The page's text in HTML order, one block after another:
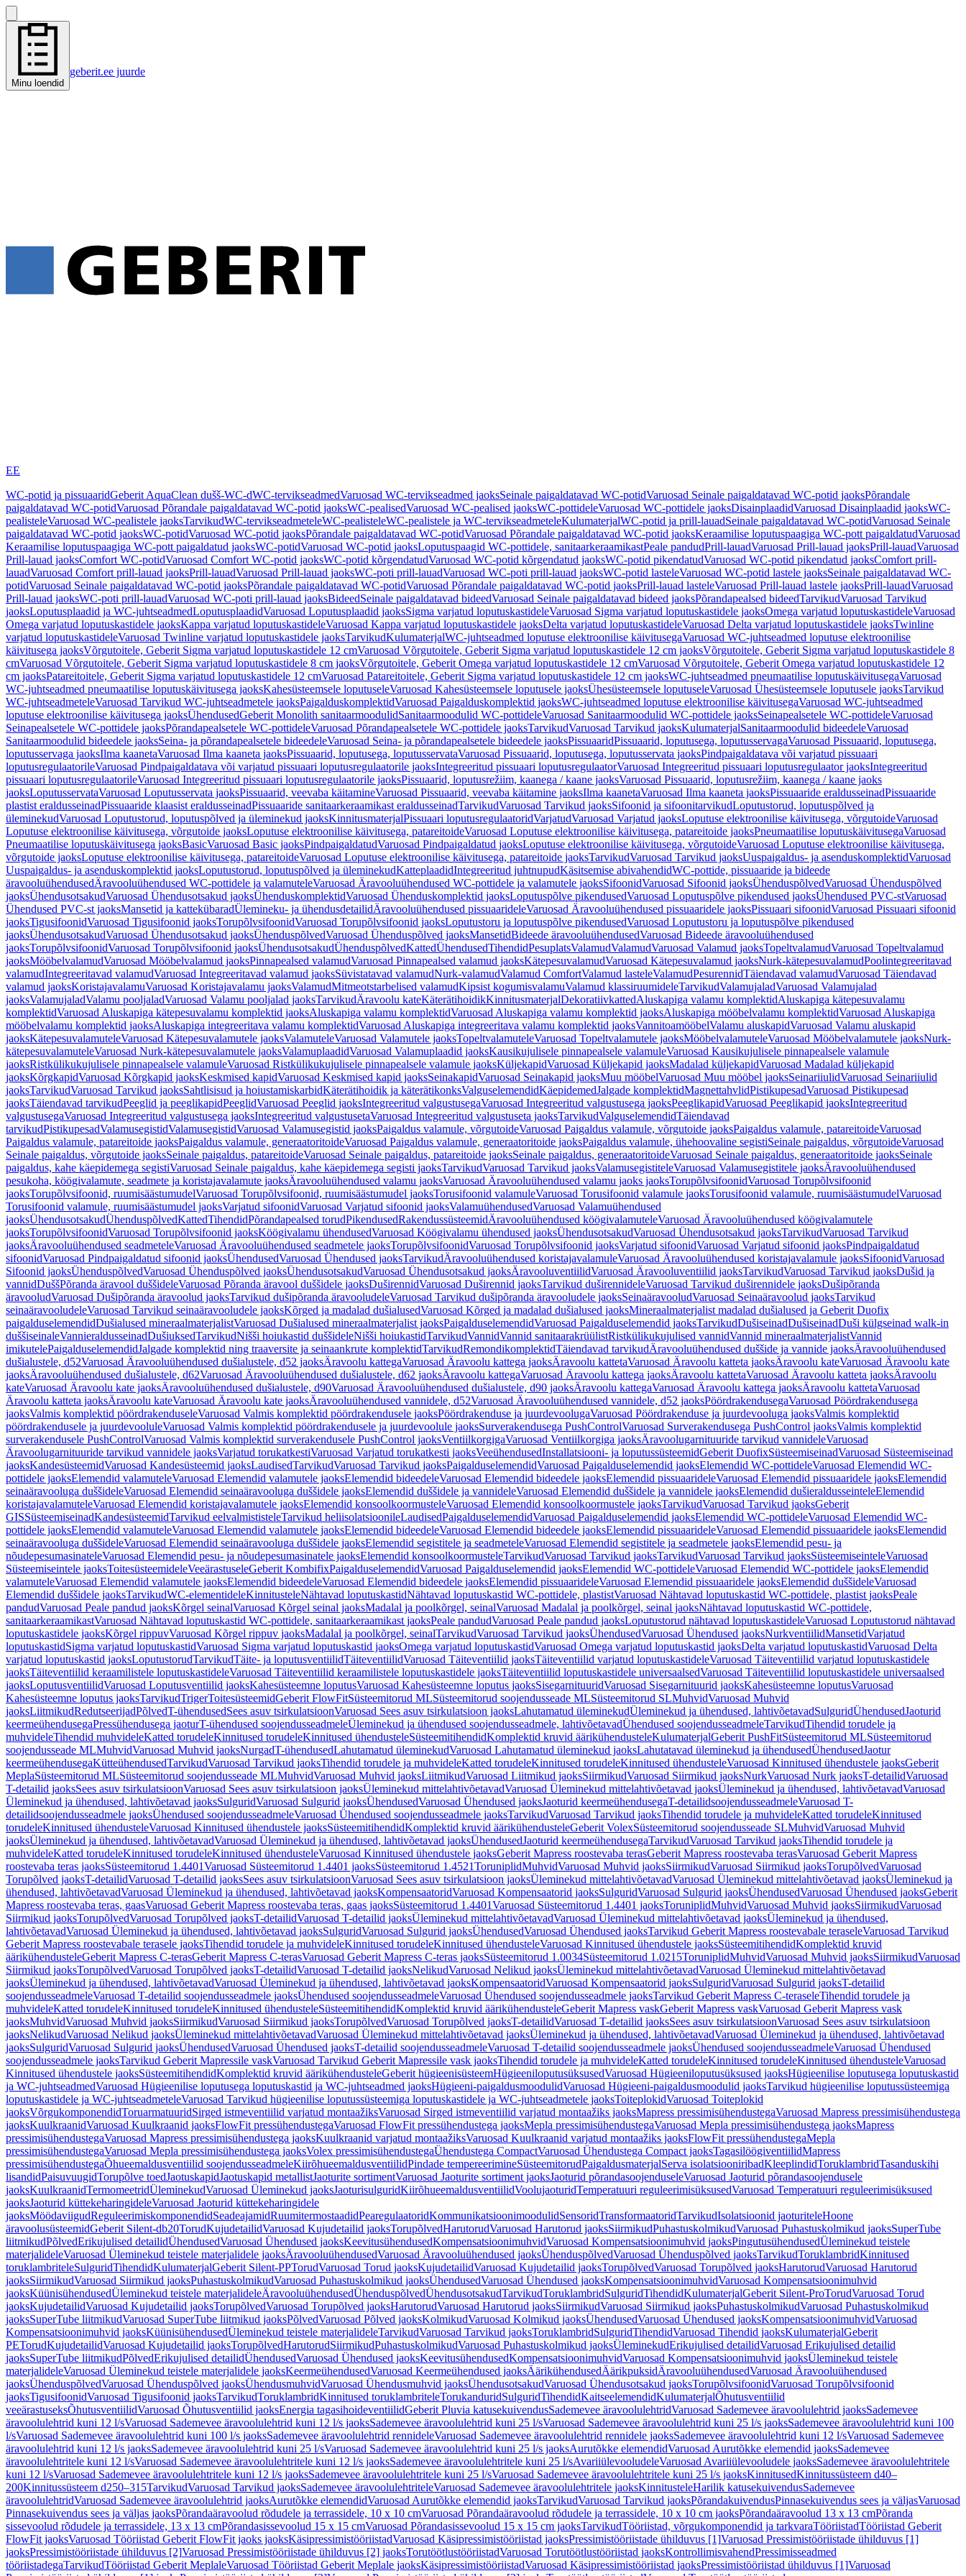
Minu loendid
geberit.ee juurde
EE
WC-potid ja pissuaaridGeberit AquaClean dušš-WC-dWC-tervikseadmedVaruosad WC-tervikseadmed jaoksSeinale paigaldatavad WC-potidVaruosad Seinale paigaldatavad WC-potid jaoksPõrandale
paigaldatavad WC-potidVaruosad Põrandale paigaldatavad WC-potid jaoksWC-pealisedVaruosad WC-pealised jaoksWC-pottideleVaruosad WC-pottidele jaoksDisainplaadidVaruosad Disainplaadid jaoksWC-
pealisteleVaruosad WC-pealistele jaoksTarvikudWC-tervikseadmeteleWC-pealisteleWC-pealistele ja WC-tervikseadmeteleKulumaterjalWC-potid ja prill-lauadSeinale paigaldatavad WC-potidVaruosad Seinale
paigaldatavad WC-potid jaoksWC-potidVaruosad WC-potid jaoksPõrandale paigaldatavad WC-potidVaruosad Põrandale paigaldatavad WC-potid jaoksKeraamilise loputuspaagiga WC-pott paigaldatudVaruosad
Keraamilise loputuspaagiga WC-pott paigaldatud jaoksWC-potidVaruosad WC-potid jaoksLoputuspaagid WC-pottidele, sanitaarkeraamikastPeale pandudPrill-lauadVaruosad Prill-lauad jaoksPrill-lauadVaruosad
Prill-lauad jaoksComfort WC-potidVaruosad Comfort WC-potid jaoksWC-potid kõrgendatudVaruosad WC-potid kõrgendatud jaoksWC-potid pikendatudVaruosad WC-potid pikendatud jaoksComfort prill-
lauadVaruosad Comfort prill-lauad jaoksPrill-lauadVaruosad Prill-lauad jaoksWC-poti prill-lauadVaruosad WC-poti prill-lauad jaoksWC-potid lasteleVaruosad WC-potid lastele jaoksSeinale paigaldatavad WC-
potidVaruosad Seinale paigaldatavad WC-potid jaoksPõrandale paigaldatavad WC-potidVaruosad Põrandale paigaldatavad WC-potid jaoksPrill-lauad lasteleVaruosad Prill-lauad lastele jaoksPrill-lauadVaruosad
Prill-lauad jaoksWC-poti prill-lauadVaruosad WC-poti prill-lauad jaoksBideedSeinale paigaldatavad bideedVaruosad Seinale paigaldatavad bideed jaoksPõrandapealsed bideedTarvikudVaruosad Tarvikud
jaoksLoputusplaadid ja WC-juhtseadmedLoputusplaadidVaruosad Loputusplaadid jaoksSigma varjatud loputuskastideleVaruosad Sigma varjatud loputuskastidele jaoksOmega varjatud loputuskastideleVaruosad
Omega varjatud loputuskastidele jaoksKappa varjatud loputuskastideleVaruosad Kappa varjatud loputuskastidele jaoksDelta varjatud loputuskastideleVaruosad Delta varjatud loputuskastidele jaoksTwinline
varjatud loputuskastideleVaruosad Twinline varjatud loputuskastidele jaoksTarvikudKulumaterjalWC-juhtseadmed loputuse elektroonilise käivitusegaVaruosad WC-juhtseadmed loputuse elektroonilise
käivitusega jaoksVõrgutoitele, Geberit Sigma varjatud loputuskastidele 12 cmVaruosad Võrgutoitele, Geberit Sigma varjatud loputuskastidele 12 cm jaoksVõrgutoitele, Geberit Sigma varjatud loputuskastidele 8
cmVaruosad Võrgutoitele, Geberit Sigma varjatud loputuskastidele 8 cm jaoksVõrgutoitele, Geberit Omega varjatud loputuskastidele 12 cmVaruosad Võrgutoitele, Geberit Omega varjatud loputuskastidele 12
cm jaoksPatareitoitele, Geberit Sigma varjatud loputuskastidele 12 cmVaruosad Patareitoitele, Geberit Sigma varjatud loputuskastidele 12 cm jaoksWC-juhtseadmed pneumaatilise loputuskäivitusegaVaruosad
WC-juhtseadmed pneumaatilise loputuskäivitusega jaoksKahesüsteemsele loputuseleVaruosad Kahesüsteemsele loputusele jaoksÜhesüsteemsele loputuseleVaruosad Ühesüsteemsele loputusele jaoksTarvikud
WC-juhtseadmeteleVaruosad Tarvikud WC-juhtseadmetele jaoksPaigalduskomplektidVaruosad Paigalduskomplektid jaoksWC-juhtseadmed loputuse elektroonilise käivitusegaVaruosad WC-juhtseadmed
loputuse elektroonilise käivitusega jaoksÜhendusedGeberit Monolith sanitaarmoodulidSanitaarmoodulid WC-pottideleVaruosad Sanitaarmoodulid WC-pottidele jaoksSeinapealsetele WC-pottideleVaruosad
Seinapealsetele WC-pottidele jaoksPõrandapealsetele WC-pottideleVaruosad Põrandapealsetele WC-pottidele jaoksTarvikudVaruosad Tarvikud jaoksKulumaterjalSanitaarmoodulid bideedeleVaruosad
Sanitaarmoodulid bideedele jaoksSeina- ja põrandapealsetele bideedeleVaruosad Seina- ja põrandapealsetele bideedele jaoksPissuaaridPissuaarid, loputusega, loputusservagaVaruosad Pissuaarid, loputusega,
loputusservaga jaoksIlma kaanetaVaruosad Ilma kaaneta jaoksPissuaarid, loputusega, loputusservataVaruosad Pissuaarid, loputusega, loputusservata jaoksPindpaigaldatava või varjatud pissuaari
loputusregulaatorileVaruosad Pindpaigaldatava või varjatud pissuaari loputusregulaatorile jaoksIntegreeritud pissuaari loputusregulaatorVaruosad Integreeritud pissuaari loputusregulaator jaoksIntegreeritud
pissuaari loputusregulaatorileVaruosad Integreeritud pissuaari loputusregulaatorile jaoksPissuaarid, loputusrežiim, kaanega / kaane jaoksVaruosad Pissuaarid, loputusrežiim, kaanega / kaane jaoks
jaoksLoputusservataVaruosad Loputusservata jaoksPissuaarid, veevaba käitamineVaruosad Pissuaarid, veevaba käitamine jaoksIlma kaanetaVaruosad Ilma kaaneta jaoksPissuaaride eraldusseinadPissuaaride
plastist eraldusseinadPissuaaride klaasist eraldusseinadPissuaaride sanitaarkeraamikast eraldusseinadTarvikudVaruosad Tarvikud jaoksSifoonid ja sifoonitarvikudLoputustorud, loputuspõlved ja
üleminekudVaruosad Loputustorud, loputuspõlved ja üleminekud jaoksKinnitusmaterjalPissuaari loputusregulaatoridVarjatudVaruosad Varjatud jaoksLoputuse elektroonilise käivitusega, võrgutoideVaruosad
Loputuse elektroonilise käivitusega, võrgutoide jaoksLoputuse elektroonilise käivitusega, patareitoideVaruosad Loputuse elektroonilise käivitusega, patareitoide jaoksPneumaatilise loputuskäivitusegaVaruosad
Pneumaatilise loputuskäivitusega jaoksBasicVaruosad Basic jaoksPindpaigaldatudVaruosad Pindpaigaldatud jaoksLoputuse elektroonilise käivitusega, võrgutoideVaruosad Loputuse elektroonilise käivitusega,
võrgutoide jaoksLoputuse elektroonilise käivitusega, patareitoideVaruosad Loputuse elektroonilise käivitusega, patareitoide jaoksTarvikudVaruosad Tarvikud jaoksUuspaigaldus- ja asenduskomplektidVaruosad
Uuspaigaldus- ja asenduskomplektid jaoksLoputustorud, loputuspõlved ja üleminekudKatteplaadidIntegreeritud juhtnupudKäsitsemise abivahendidWC-pottide, pissuaaride ja bideede
äravooluühendusedÄravooluühendused WC-pottidele ja valamuteleVaruosad Äravooluühendused WC-pottidele ja valamutele jaoksSifoonidVaruosad Sifoonid jaoksÜhenduspõlvedVaruosad Ühenduspõlved
jaoksÜhendusotsakudVaruosad Ühendusotsakud jaoksÜhenduskomplektidVaruosad Ühenduskomplektid jaoksLoputuspõlve pikendusedVaruosad Loputuspõlve pikendused jaoksÜhendused PVC-stVaruosad
Ühendused PVC-st jaoksMansetid ja kattekübaradÜlemineku- ja ühendusdetailidÄravooluühendused pissuaarideleVaruosad Äravooluühendused pissuaaridele jaoksPissuaari sifoonidVaruosad Pissuaari sifoonid
jaoksTigusifoonidVaruosad Tigusifoonid jaoksTorupõlvsifoonidVaruosad Torupõlvsifoonid jaoksLoputustoru ja loputuspõlve pikendusedVaruosad Loputustoru ja loputuspõlve pikendused
jaoksÜhendusotsakudVaruosad Ühendusotsakud jaoksÜhenduspõlvedVaruosad Ühenduspõlved jaoksMansetidBideede äravooluühendusedVaruosad Bideede äravooluühendused
jaoksTorupõlvsifoonidVaruosad Torupõlvsifoonid jaoksÜhendusotsakudÜhenduspõlvedKattedÜhendusedTihendidPesuplatsValamudValamudVaruosad Valamud jaoksTopeltvalamudVaruosad Topeltvalamud
jaoksMööbelvalamudVaruosad Mööbelvalamud jaoksPinnapealsed valamudVaruosad Pinnapealsed valamud jaoksKätepesuvalamudVaruosad Kätepesuvalamud jaoksNurk-kätepesuvalamudPoolintegreeritavad
valamudIntegreeritavad valamudVaruosad Integreeritavad valamud jaoksSüvistatavad valamudNurk-valamudValamud ComfortValamud lasteleValamudPesurennidTäiendavad valamudVaruosad Täiendavad
valamud jaoksKoristajavalamuVaruosad Koristajavalamu jaoksValamudMitmeotstarbelised valamudKipsist kogumisvalamuValamud klassiruumideleTarvikudValamujaladVaruosad Valamujalad
jaoksValamujaladValamu pooljaladVaruosad Valamu pooljalad jaoksTarvikudÄravoolu kateKäterätihoidikKinnitusmaterjalDekoratiivkattedAluskapiga valamu komplektidAluskapiga kätepesuvalamu
komplektidVaruosad Aluskapiga kätepesuvalamu komplektid jaoksAluskapiga valamu komplektidVaruosad Aluskapiga valamu komplektid jaoksAluskapiga mööbelvalamu komplektidVaruosad Aluskapiga
mööbelvalamu komplektid jaoksAluskapiga integreeritava valamu komplektidVaruosad Aluskapiga integreeritava valamu komplektid jaoksVannitoamööbelValamu aluskapidVaruosad Valamu aluskapid
jaoksKätepesuvalamuteleVaruosad Kätepesuvalamutele jaoksValamuteleVaruosad Valamutele jaoksTopeltvalamuteleVaruosad Topeltvalamutele jaoksMööbelvalamuteleVaruosad Mööbelvalamutele jaoksNurk-
kätepesuvalamuteleVaruosad Nurk-kätepesuvalamutele jaoksValamuplaadidVaruosad Valamuplaadid jaoksKausikujulisele pinnapealsele valamuleVaruosad Kausikujulisele pinnapealsele valamule
jaoksRistkülikukujulisele pinnapealsele valamuleVaruosad Ristkülikukujulisele pinnapealsele valamule jaoksKüljekapidVaruosad Küljekapid jaoksMadalad küljekapidVaruosad Madalad küljekapid
jaoksKõrgkapidVaruosad Kõrgkapid jaoksKeskmised kapidVaruosad Keskmised kapid jaoksSeinakapidVaruosad Seinakapid jaoksMuu mööbelVaruosad Muu mööbel jaoksSeinariiulidVaruosad Seinariiulid
jaoksTarvikudVaruosad Tarvikud jaoksSahtlisisud ja hoiustamiskarbidKäterätihoidik ja käterätikonksValguselemendidKäepidemedJalgade komplektidMagnettahvlidPistikupesadVaruosad Pistikupesad
jaoksTäiendavad tarvikudPeeglid ja peeglikapidPeeglidVaruosad Peeglid jaoksIntegreeritud valgustusegaVaruosad Integreeritud valgustusega jaoksPeeglikapidVaruosad Peeglikapid jaoksIntegreeritud
valgustusegaVaruosad Integreeritud valgustusega jaoksIntegreeritud valgustusetaVaruosad Integreeritud valgustuseta jaoksTarvikudValguselemendidTäiendavad
tarvikudPistikupesadValamusegistidValamusegistidVaruosad Valamusegistid jaoksPaigaldus valamule, võrgutoideVaruosad Paigaldus valamule, võrgutoide jaoksPaigaldus valamule, patareitoideVaruosad
Paigaldus valamule, patareitoide jaoksPaigaldus valamule, generaatoritoideVaruosad Paigaldus valamule, generaatoritoide jaoksPaigaldus valamule, ühehoovaline segistiSeinale paigaldus, võrgutoideVaruosad
Seinale paigaldus, võrgutoide jaoksSeinale paigaldus, patareitoideVaruosad Seinale paigaldus, patareitoide jaoksSeinale paigaldus, generaatoritoideVaruosad Seinale paigaldus, generaatoritoide jaoksSeinale
paigaldus, kahe käepidemega segistiVaruosad Seinale paigaldus, kahe käepidemega segisti jaoksTarvikudVaruosad Tarvikud jaoksValamusegistiteleVaruosad Valamusegistitele jaoksÄravooluühendused
pesukoha, köögivalamute, seadmete ja koristajavalamute jaoksÄravooluühendused valamu jaoksVaruosad Äravooluühendused valamu jaoks jaoksTorupõlvsifoonidVaruosad Torupõlvsifoonid
jaoksTorupõlvsifoonid, ruumisäästumudelVaruosad Torupõlvsifoonid, ruumisäästumudel jaoksTorusifoonid valamuleVaruosad Torusifoonid valamule jaoksTorusifoonid valamule, ruumisäästumudelVaruosad
Torusifoonid valamule, ruumisäästumudel jaoksVarjatud sifoonidVaruosad Varjatud sifoonid jaoksValamuühendusedVaruosad Valamuühendused
jaoksÜhendusotsakudÜhenduspõlvedKattedTihendidPõrandapealsed torudPikendusedRakendussüsteemidÄravooluühendused köögivalamuteleVaruosad Äravooluühendused köögivalamutele
jaoksTorupõlvsifoonidVaruosad Torupõlvsifoonid jaoksKöögivalamu ühendusedVaruosad Köögivalamu ühendused jaoksÜhendusotsakudVaruosad Ühendusotsakud jaoksTarvikudVaruosad Tarvikud
jaoksÄravooluühendused seadmeteleVaruosad Äravooluühendused seadmetele jaoksTorupõlvsifoonidVaruosad Torupõlvsifoonid jaoksVarjatud sifoonidVaruosad Varjatud sifoonid jaoksPindpaigaldatud
sifoonidVaruosad Pindpaigaldatud sifoonid jaoksÜhendusedVaruosad Ühendused jaoksTarvikudÄravooluühendused koristajavalamuleVaruosad Äravooluühendused koristajavalamule jaoksSifoonidVaruosad
Sifoonid jaoksÜhenduspõlvedVaruosad Ühenduspõlved jaoksÜhendusotsakudVaruosad Ühendusotsakud jaoksÄravooluventiilidVaruosad Äravooluventiilid jaoksTarvikudVaruosad Tarvikud jaoksDušid ja
vannidDuššPõranda äravool duššideleVaruosad Põranda äravool duššidele jaoksDuširennidVaruosad Duširennid jaoksTarvikud duširennideleVaruosad Tarvikud duširennidele jaoksDušipõranda
äravooludVaruosad Dušipõranda äravoolud jaoksTarvikud dušipõranda äravooludeleVaruosad Tarvikud dušipõranda äravooludele jaoksSeinaäravooludVaruosad Seinaäravoolud jaoksTarvikud
seinaäravooludeleVaruosad Tarvikud seinaäravooludele jaoksKõrged ja madalad dušialusedVaruosad Kõrged ja madalad dušialused jaoksMineraalmaterjalist madalad dušialused ja Geberit Duofix
paigalduselemendidDušialused mineraalmaterjalistVaruosad Dušialused mineraalmaterjalist jaoksPaigalduselemendidVaruosad Paigalduselemendid jaoksTarvikudDušiseinadDušiseinadDuši külgseinad walk-in
duššiseinaleVannieraldusseinadDušiuksedTarvikudNišši hoiukastid duššideleNišši hoiukastidTarvikudVannidVannid sanitaarakrüülistRistkülikukujulised vannidVannid mineraalmaterjalistVannid
imikutelePaigalduselemendidJalgade komplektid ning traaversite ja seinaankrute komplektidTarvikudRemondikomplektidTäiendavad tarvikudÄravooluühendused duššide ja vannide jaoksÄravooluühendused
dušialustele, d52Varuosad Äravooluühendused dušialustele, d52 jaoksÄravoolu kattegaVaruosad Äravoolu kattega jaoksÄravoolu kattetaVaruosad Äravoolu katteta jaoksÄravoolu kateVaruosad Äravoolu kate
jaoksÄravooluühendused dušialustele, d62Varuosad Äravooluühendused dušialustele, d62 jaoksÄravoolu kattegaVaruosad Äravoolu kattega jaoksÄravoolu kattetaVaruosad Äravoolu katteta jaoksÄravoolu
kateVaruosad Äravoolu kate jaoksÄravooluühendused dušialustele, d90Varuosad Äravooluühendused dušialustele, d90 jaoksÄravoolu kattegaVaruosad Äravoolu kattega jaoksÄravoolu kattetaVaruosad
Äravoolu katteta jaoksÄravoolu kateVaruosad Äravoolu kate jaoksÄravooluühendused vannidele, d52Varuosad Äravooluühendused vannidele, d52 jaoksPöördrakendusegaVaruosad Pöördrakendusega
jaoksValmis komplektid pöördrakenduseleVaruosad Valmis komplektid pöördrakendusele jaoksPöördrakenduse ja juurdevoolugaVaruosad Pöördrakenduse ja juurdevooluga jaoksValmis komplektid
pöördrakendusele ja juurdevooluleVaruosad Valmis komplektid pöördrakendusele ja juurdevoolule jaoksSurverakendusega PushControlVaruosad Surverakendusega PushControl jaoksValmis komplektid
surverakendusele PushControlVaruosad Valmis komplektid surverakendusele PushControl jaoksVentiilkorgigaVaruosad Ventiilkorgiga jaoksÄravoolugarnituuride tarvikud vannideleVaruosad
Äravoolugarnituuride tarvikud vannidele jaoksVarjatud torukatkestiVaruosad Varjatud torukatkesti jaoksVeeühendusedInstallatsiooni- ja loputussüsteemidGeberit DuofixSüsteemiseinadVaruosad Süsteemiseinad
jaoksKandesüsteemidVaruosad Kandesüsteemid jaoksLaudisedTarvikudVaruosad Tarvikud jaoksPaigalduselemendidVaruosad Paigalduselemendid jaoksElemendid WC-pottideleVaruosad Elemendid WC-
pottidele jaoksElemendid valamuteleVaruosad Elemendid valamutele jaoksElemendid bideedeleVaruosad Elemendid bideedele jaoksElemendid pissuaarideleVaruosad Elemendid pissuaaridele jaoksElemendid
seinaäravooluga duššideleVaruosad Elemendid seinaäravooluga duššidele jaoksElemendid duššidele ja vannideleVaruosad Elemendid duššidele ja vannidele jaoksElemendid dušieraldusseinteleElemendid
koristajavalamuteleVaruosad Elemendid koristajavalamutele jaoksElemendid konsoolkoormusteleVaruosad Elemendid konsoolkoormustele jaoksTarvikudVaruosad Tarvikud jaoksGeberit
GISSüsteemiseinadKandesüsteemidTarvikud eelvalmististeleTarvikud heliisolatsioonileLaudisedPaigalduselemendidVaruosad Paigalduselemendid jaoksElemendid WC-pottideleVaruosad Elemendid WC-
pottidele jaoksElemendid valamuteleVaruosad Elemendid valamutele jaoksElemendid bideedeleVaruosad Elemendid bideedele jaoksElemendid pissuaarideleVaruosad Elemendid pissuaaridele jaoksElemendid
seinaäravooluga duššideleVaruosad Elemendid seinaäravooluga duššidele jaoksElemendid segistitele ja seadmeteleVaruosad Elemendid segistitele ja seadmetele jaoksElemendid pesu- ja
nõudepesumasinateleVaruosad Elemendid pesu- ja nõudepesumasinatele jaoksElemendid konsoolkoormusteleTarvikudVaruosad Tarvikud jaoksTarvikudVaruosad Tarvikud jaoksSüsteemiseinteleVaruosad
Süsteemiseintele jaoksToitesüsteemideleVeeärastuseleGeberit KombifixPaigalduselemendidVaruosad Paigalduselemendid jaoksElemendid WC-pottideleVaruosad Elemendid WC-pottidele jaoksElemendid
valamuteleVaruosad Elemendid valamutele jaoksElemendid bideedeleVaruosad Elemendid bideedele jaoksElemendid pissuaarideleVaruosad Elemendid pissuaaridele jaoksElemendid duššideleVaruosad
Elemendid duššidele jaoksTarvikudWC-elementideleKinnitusteleNähtavad loputuskastidNähtavad loputuskastid WC-pottidele, plastistVaruosad Nähtavad loputuskastid WC-pottidele, plastist jaoksPeale
pandudVaruosad Peale pandud jaoksKõrgel seinalVaruosad Kõrgel seinal jaoksMadalal ja poolkõrgel, seinalVaruosad Madalal ja poolkõrgel, seinal jaoksNähtavad loputuskastid WC-pottidele,
sanitaarkeraamikastVaruosad Nähtavad loputuskastid WC-pottidele, sanitaarkeraamikast jaoksPeale pandudVaruosad Peale pandud jaoksLoputustorud nähtavad loputuskastideleVaruosad Loputustorud nähtavad
loputuskastidele jaoksKõrgel rippuvVaruosad Kõrgel rippuv jaoksMadalal ja poolkõrgel, seinalTarvikudVaruosad Tarvikud jaoksÜhendusedVaruosad Ühendused jaoksNurkventiilidMansetidVarjatud
loputuskastidSigma varjatud loputuskastidVaruosad Sigma varjatud loputuskastid jaoksOmega varjatud loputuskastidVaruosad Omega varjatud loputuskastid jaoksDelta varjatud loputuskastidVaruosad Delta
varjatud loputuskastid jaoksLoputustorudTarvikudTäite- ja loputusventiilidTäiteventiilidVaruosad Täiteventiilid jaoksTäiteventiilid varjatud loputuskastideleVaruosad Täiteventiilid varjatud loputuskastidele
jaoksTäiteventiilid keraamilistele loputuskastideleVaruosad Täiteventiilid keraamilistele loputuskastidele jaoksTäiteventiilid loputuskastidele universaalsedVaruosad Täiteventiilid loputuskastidele universaalsed
jaoksLoputusventiilidVaruosad Loputusventiilid jaoksKahesüsteemne loputusVaruosad Kahesüsteemne loputus jaoksSisegarnituuridVaruosad Sisegarnituurid jaoksKahesüsteemne loputusVaruosad
Kahesüsteemne loputus jaoksTarvikudTrigerToitesüsteemidGeberit FlowFitSüsteemitorud MLSüsteemitorud soojendusseade MLSüsteemitorud SLMuhvidVaruosad Muhvid
jaoksLiitmikudRedutseerijadPõlvedT-ühendusedSees asuv tsirkulatsioonVaruosad Sees asuv tsirkulatsioon jaoksLahutamatud üleminekudÜleminekud ja ühendused, lahtivõetavadSulguridÜhendusedJaoturid
keermeühendusegaPressühendusega jaoturT-ühendused soojendusseadmeleÜleminekud ja ühendused soojendusseadmele, lahtivõetavadÜhendused soojendusseadmeleTarvikudTihendid torudele ja
muhvideleTihendid muhvideleKatted torudeleKinnitused torudeleKinnitused ühendusteleSüsteemitihendidKomplektid kruvid äärikühendusteleKulumaterjalGeberit PushFitSüsteemitorud MLSüsteemitorud
soojendusseade MLMuhvidVaruosad Muhvid jaoksNurgadT-ühendusedLahutamatud üleminekudVaruosad Lahutamatud üleminekud jaoksLahutatavad üleminekud ja ühendusedÜhendusedJaotur
keermeühendusegaKütteühendusedTarvikudVaruosad Tarvikud jaoksTihendid torudele ja muhvideleKatted torudeleKinnitused torudeleKinnitused ühendusteleVaruosad Kinnitused ühendustele jaoksGeberit
MeplaSüsteemitorud MLSüsteemitorud soojendusseade MLMuhvidVaruosad Muhvid jaoksLiitmikudVaruosad Liitmikud jaoksSiirmikudVaruosad Siirmikud jaoksNurkVaruosad Nurk jaoksT-detailidVaruosad
T-detailid jaoksSees asuv tsirkulatsioonVaruosad Sees asuv tsirkulatsioon jaoksÜleminekud mittelahtivõetavadVaruosad Üleminekud mittelahtivõetavad jaoksÜleminekud ja ühendused, lahtivõetavadVaruosad
Üleminekud ja ühendused, lahtivõetavad jaoksSulguridVaruosad Sulgurid jaoksÜhendusedVaruosad Ühendused jaoksJaoturid keermeühendusegaT-detailidsoojendusseadmeleVaruosad T-
detailidsoojendusseadmele jaoksÜhendused soojendusseadmeleVaruosad Ühendused soojendusseadmele jaoksTarvikudVaruosad Tarvikud jaoksTihendid torudele ja muhvideleKatted torudeleKinnitused
torudeleKinnitused ühendusteleVaruosad Kinnitused ühendustele jaoksSüsteemitihendidKomplektid kruvid äärikühendusteleGeberit VolexSüsteemitorud soojendusseade SLMuhvidVaruosad Muhvid
jaoksÜleminekud ja ühendused, lahtivõetavadVaruosad Üleminekud ja ühendused, lahtivõetavad jaoksÜhendusedJaoturid keermeühendusegaTarvikudVaruosad Tarvikud jaoksTihendid torudele ja
muhvideleKatted torudeleKinnitused torudeleKinnitused ühendusteleVaruosad Kinnitused ühendustele jaoksGeberit Mapress roostevaba terasGeberit Mapress roostevaba terasVaruosad Geberit Mapress
roostevaba teras jaoksSüsteemitorud 1.4401Varuosad Süsteemitorud 1.4401 jaoksSüsteemitorud 1.4521ToruniplidMuhvidVaruosad Muhvid jaoksSiirmikudVaruosad Siirmikud jaoksTorupõlvedVaruosad
Torupõlved jaoksT-detailidVaruosad T-detailid jaoksSees asuv tsirkulatsioonVaruosad Sees asuv tsirkulatsioon jaoksÜleminekud mittelahtivõetavadVaruosad Üleminekud mittelahtivõetavad jaoksÜleminekud ja
ühendused, lahtivõetavadVaruosad Üleminekud ja ühendused, lahtivõetavad jaoksKompensaatoridVaruosad Kompensaatorid jaoksSulguridVaruosad Sulgurid jaoksÜhendusedVaruosad Ühendused jaoksGeberit
Mapress roostevaba teras, gaasVaruosad Geberit Mapress roostevaba teras, gaas jaoksSüsteemitorud 1.4401Varuosad Süsteemitorud 1.4401 jaoksToruniplidMuhvidVaruosad Muhvid jaoksSiirmikudVaruosad
Siirmikud jaoksTorupõlvedVaruosad Torupõlved jaoksT-detailidVaruosad T-detailid jaoksÜleminekud mittelahtivõetavadVaruosad Üleminekud mittelahtivõetavad jaoksÜleminekud ja ühendused,
lahtivõetavadVaruosad Üleminekud ja ühendused, lahtivõetavad jaoksSulguridVaruosad Sulgurid jaoksÜhendusedVaruosad Ühendused jaoksTarvikud Geberit Mapress roostevabale teraseleVaruosad Tarvikud
Geberit Mapress roostevabale terasele jaoksTihendid torudele ja muhvideleKinnitused torudeleKinnitused ühendusteleVaruosad Kinnitused ühendustele jaoksSüsteemitihendidKomplektid kruvid
äärikühendusteleGeberit Mapress C-terasGeberit Mapress C-terasVaruosad Geberit Mapress C-teras jaoksSüsteemitorud 1.0034Süsteemitorud 1.0215ToruniplidMuhvidVaruosad Muhvid jaoksSiirmikudVaruosad
Siirmikud jaoksTorupõlvedVaruosad Torupõlved jaoksT-detailidVaruosad T-detailid jaoksNelikudVaruosad Nelikud jaoksÜleminekud mittelahtivõetavadVaruosad Üleminekud mittelahtivõetavad
jaoksÜleminekud ja ühendused, lahtivõetavadVaruosad Üleminekud ja ühendused, lahtivõetavad jaoksKompensaatoridVaruosad Kompensaatorid jaoksSulguridVaruosad Sulgurid jaoksT-detailid
soojendusseadmeleVaruosad T-detailid soojendusseadmele jaoksÜhendused soojendusseadmeleVaruosad Ühendused soojendusseadmele jaoksTarvikud Geberit Mapress C-teraseleTihendid torudele ja
muhvideleKatted torudeleKinnitused torudeleKinnitused ühendusteleSüsteemitihendidKomplektid kruvid äärikühendusteleGeberit Mapress vaskGeberit Mapress vaskVaruosad Geberit Mapress vask
jaoksMuhvidVaruosad Muhvid jaoksSiirmikudVaruosad Siirmikud jaoksTorupõlvedVaruosad Torupõlved jaoksT-detailidVaruosad T-detailid jaoksSees asuv tsirkulatsioonVaruosad Sees asuv tsirkulatsioon
jaoksNelikudVaruosad Nelikud jaoksÜleminekud mittelahtivõetavadVaruosad Üleminekud mittelahtivõetavad jaoksÜleminekud ja ühendused, lahtivõetavadVaruosad Üleminekud ja ühendused, lahtivõetavad
jaoksSulguridVaruosad Sulgurid jaoksÜhendusedVaruosad Ühendused jaoksT-detailid soojendusseadmeleVaruosad T-detailid soojendusseadmele jaoksÜhendused soojendusseadmeleVaruosad Ühendused
soojendusseadmele jaoksTarvikud Geberit Mapressile vaskVaruosad Tarvikud Geberit Mapressile vask jaoksTihendid torudele ja muhvideleKatted torudeleKinnitused torudeleKinnitused ühendusteleVaruosad
Kinnitused ühendustele jaoksSüsteemitihendidKomplektid kruvid äärikühendusteleGeberit hügieenisüsteemHügieeniloputusüksusedVaruosad Hügieeniloputusüksused jaoksHügieenilise loputusega loputuskastid
ja WC-juhtseadmedVaruosad Hügieenilise loputusega loputuskastid ja WC-juhtseadmed jaoksHügieeni-paigaldusmoodulidVaruosad Hügieeni-paigaldusmoodulid jaoksTarvikud hügieenilise loputussüsteemiga
loputuskastidele ja WC-juhtseadmeteleVaruosad Tarvikud hügieenilise loputussüsteemiga loputuskastidele ja WC-juhtseadmetele jaoksToiteplokidVaruosad Toiteplokid
jaoksVõrgukomponendidToruarmatuuridSirged istmeventiilid varjatud montaažiksVaruosad Sirged istmeventiilid varjatud montaažiks jaoksMapress pressimisühendustegaVaruosad Mapress pressimisühendustega
jaoksKuulkraanidVaruosad Kuulkraanid jaoksFlowFit pressühendustegaVaruosad FlowFit pressühendustega jaoksMepla pressimisühendustegaVaruosad Mepla pressimisühendustega jaoksMapress
pressimisühendustegaVaruosad Mapress pressimisühendustega jaoksKuulkraanid varjatud montaažiksVaruosad Kuulkraanid varjatud montaažiks jaoksFlowFit pressühendustegaMepla
pressimisühendustegaVaruosad Mepla pressimisühendustega jaoksVolex pressimisühendustegaÜhendustega CompactVaruosad Ühendustega Compact jaoksTagasilöögiventiilidMapress
pressimisühendustegaÕhueemaldusventiilid soojendusseadmeleKiirõhueemaldusventiilidPindade tempereerimineSüsteemitorudPaigaldusmaterjalServa isolatsiooniribadKleeplindidToruklambridTasanduskihi
lisandidPaisuvuugidTorupõlve toedJaotuskapidJaotuskapid metallistJaoturite sortimentVaruosad Jaoturite sortiment jaoksJaoturid põrandasoojenduseleVaruosad Jaoturid põrandasoojendusele
jaoksKuulkraanidTermomeetridÜleminekudVaruosad Üleminekud jaoksJaoturisulguridKiirõhueemaldusventiilidVoolujaoturidTemperatuuri reguleerimisüksusedVaruosad Temperatuuri reguleerimisüksused
jaoksJaoturid küttekeharingideleVaruosad Jaoturid küttekeharingidele
jaoksMöödaviigudReguleerimiskomponendidSeadeajamidRuumitermostaadidPearegulaatoridKommunikatsioonimoodulidSensoridTransformaatoridTarvikudIsolatsioonid jaoturiteleHoone
äravoolusüsteemidGeberit Silent-db20TorudKujudetailidVaruosad Kujudetailid jaoksTorupõlvedHarutorudVaruosad Harutorud jaoksSiirmikudPuhastuskolmikudVaruosad Puhastuskolmikud jaoksSuperTube
liitmikudPõlvedErikujulised detailidÜhendusedVaruosad Ühendused jaoksKeevitusühendusedKompensatsioonimuhvidVaruosad Kompensatsioonimuhvid jaoksPingutusühendusedÜleminekud teistele
materjalideleVaruosad Üleminekud teistele materjalidele jaoksÄravooluühendusedVaruosad Äravooluühendused jaoksÜhenduspõlvedVaruosad Ühenduspõlved jaoksTarvikudToruklambridKinnitused
toruklambriteleSulguridTihendidKulumaterjalGeberit Silent-PPTorudVaruosad Torud jaoksKujudetailidVaruosad Kujudetailid jaoksTorupõlvedVaruosad Torupõlved jaoksHarutorudVaruosad Harutorud
jaoksSiirmikudVaruosad Siirmikud jaoksPuhastuskolmikudVaruosad Puhastuskolmikud jaoksÜhendusedVaruosad Ühendused jaoksKompensatsioonimuhvidVaruosad Kompensatsioonimuhvid
jaoksKüünisühendusedÜleminekud teistele materjalideleÄravooluühendusedÜhenduspõlvedÜhendusotsakudTarvikudToruklambridSulguridTihendidKulumaterjalGeberit Silent-ProTorudVaruosad Torud
jaoksKujudetailidVaruosad Kujudetailid jaoksTorupõlvedVaruosad Torupõlved jaoksHarutorudVaruosad Harutorud jaoksSiirmikudVaruosad Siirmikud jaoksPuhastuskolmikudVaruosad Puhastuskolmikud
jaoksSuperTube liitmikudVaruosad SuperTube liitmikud jaoksPõlvedVaruosad Põlved jaoksKolmikudVaruosad Kolmikud jaoksÜhendusedVaruosad Ühendused jaoksKompensatsioonimuhvidVaruosad
Kompensatsioonimuhvid jaoksKüünisühendusedÜleminekud teistele materjalideleTarvikudVaruosad Tarvikud jaoksToruklambridSulguridTihendidVaruosad Tihendid jaoksKulumaterjalGeberit
PETorudKujudetailidVaruosad Kujudetailid jaoksTorupõlvedHarutorudSiirmikudPuhastuskolmikudVaruosad Puhastuskolmikud jaoksÜleminekudErikujulised detailidVaruosad Erikujulised detailid
jaoksSuperTube liitmikudPõlvedErikujulised detailidÜhendusedVaruosad Ühendused jaoksKeevitusühendusedKompensatsioonimuhvidVaruosad Kompensatsioonimuhvid jaoksÜleminekud teistele
materjalideleVaruosad Üleminekud teistele materjalidele jaoksKeermeühendusedVaruosad Keermeühendused jaoksÄärikühendusedÄärikpuksidÄravooluühendusedVaruosad Äravooluühendused
jaoksÜhenduspõlvedVaruosad Ühenduspõlved jaoksÜhendusmuhvidVaruosad Ühendusmuhvid jaoksÜhendusotsakudVaruosad Ühendusotsakud jaoksTorupõlvsifoonidVaruosad Torupõlvsifoonid
jaoksTigusifoonidVaruosad Tigusifoonid jaoksTarvikudToruklambridKinnitused toruklambriteleTorukanduridSulguridTihendidKaitseelemendidKulumaterjalÕhutusventiilid
veeärastuseksÕhutusventiilidVaruosad Õhutusventiilid jaoksEnergia tagasihoideventiilidGeberit Pluvia katusekuivendusSademevee äravoolulehtridVaruosad Sademevee äravoolulehtrid jaoksSademevee
äravoolulehtrid kuni 12 l/sVaruosad Sademevee äravoolulehtrid kuni 12 l/s jaoksSademevee äravoolulehtrid kuni 25 l/sVaruosad Sademevee äravoolulehtrid kuni 25 l/s jaoksSademevee äravoolulehtrid kuni 100
l/sVaruosad Sademevee äravoolulehtrid kuni 100 l/s jaoksSademevee äravoolulehtrid rennideleVaruosad Sademevee äravoolulehtrid rennidele jaoksSademevee äravoolulehtrid kuni 12 l/sVaruosad Sademevee
äravoolulehtrid kuni 12 l/s jaoksSademevee äravoolulehtrid kuni 25 l/sVaruosad Sademevee äravoolulehtrid kuni 25 l/s jaoksAurutõkke elemendidVaruosad Aurutõkke elemendid jaoksSademevee
äravoolulehtritele kuni 12 l/sVaruosad Sademevee äravoolulehtritele kuni 12 l/s jaoksSademevee äravoolulehtritele kuni 25 l/sAvariiülevooludeleVaruosad Avariiülevooludele jaoksSademevee äravoolulehtritele
kuni 12 l/sVaruosad Sademevee äravoolulehtritele kuni 12 l/s jaoksSademevee äravoolulehtritele kuni 25 l/sVaruosad Sademevee äravoolulehtritele kuni 25 l/s jaoksKinnitusedKinnitussüsteem d40–
200Kinnitussüsteem d250–315TarvikudVaruosad Tarvikud jaoksSademevee äravoolulehtriteleVaruosad Sademevee äravoolulehtritele jaoksKinnitusteleHarilik katusekuivendusSademevee
äravoolulehtridVaruosad Sademevee äravoolulehtrid jaoksAurutõkke elemendidVaruosad Aurutõkke elemendid jaoksTarvikudVaruosad Tarvikud jaoksPõrandakuivendusPinnasekuivendus sees ja väljasVaruosad
Pinnasekuivendus sees ja väljas jaoksPõrandaäravoolud rõdudele ja terrassidele, 10 x 10 cmVaruosad Põrandaäravoolud rõdudele ja terrassidele, 10 x 10 cm jaoksPõrandaäravoolud 13 x 13 cmPõranda
sissevoolud rõdudele ja terrassidele, 13 x 13 cmPõrandasissevoolud 15 x 15 cmVaruosad Põrandasissevoolud 15 x 15 cm jaoksTarvikudTööriistad, võrgukomponendid ja tarkvaraTööriistadTööriistad Geberit
FlowFit jaoksVaruosad Tööriistad Geberit FlowFit jaoks jaoksKäsipressimistööriistadVaruosad Käsipressimistööriistad jaoksPressimistööriistade ühilduvus [1]Varuosad Pressimistööriistade ühilduvus [1]
jaoksPressimistööriistade ühilduvus [2]Varuosad Pressimistööriistade ühilduvus [2] jaoksTorutöötlustööriistadVaruosad Torutöötlustööriistad jaoksKontrollimisvahendPressimisseadmed
tööriistadegaTarvikudTööriistad Geberit MeplaleVaruosad Tööriistad Geberit Meplale jaoksKäsipressimistööriistadVaruosad Käsipressimistööriistad jaoksPressimistööriistad ühilduvus [1]Varuosad